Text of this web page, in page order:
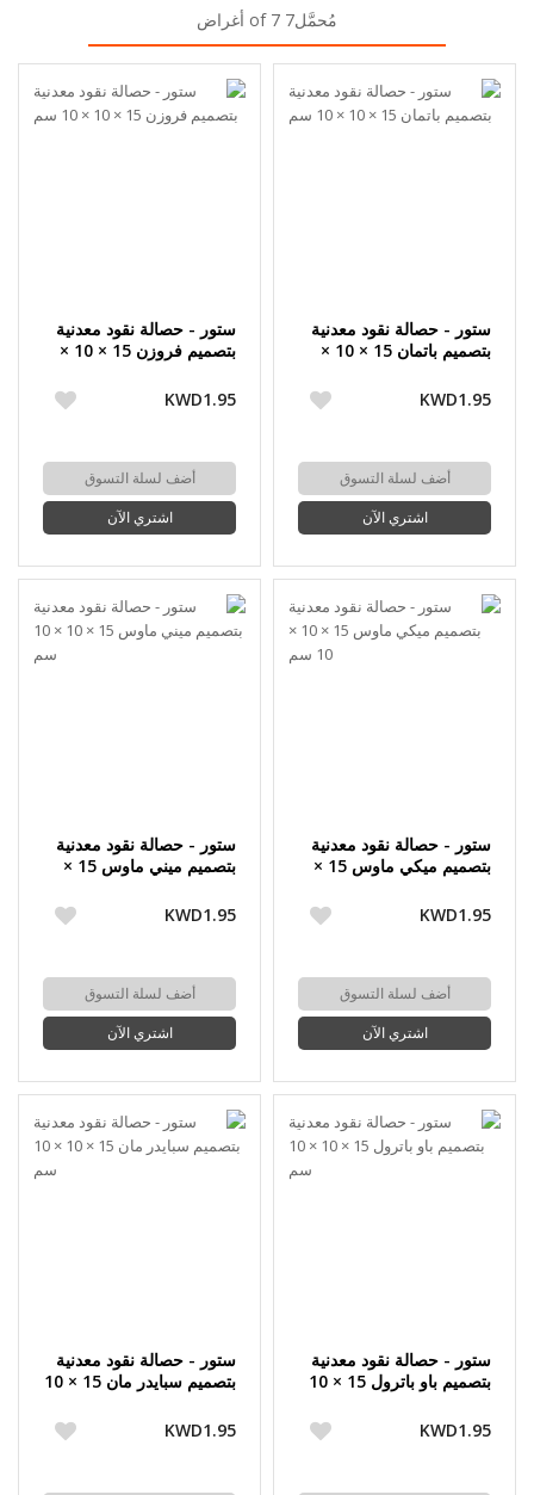
مُحمَّل7 of 7 أغراض
ستور - حصالة نقود معدنية
بتصميم باتمان 15 × 10 ×
KWD1.95
أضف لسلة التسوق
اشتري الآن
ستور - حصالة نقود معدنية
بتصميم فروزن 15 × 10 ×
KWD1.95
أضف لسلة التسوق
اشتري الآن
ستور - حصالة نقود معدنية
بتصميم ميكي ماوس 15 ×
KWD1.95
أضف لسلة التسوق
اشتري الآن
ستور - حصالة نقود معدنية
بتصميم ميني ماوس 15 ×
KWD1.95
أضف لسلة التسوق
اشتري الآن
ستور - حصالة نقود معدنية
بتصميم باو باترول 15 × 10
KWD1.95
ستور - حصالة نقود معدنية
بتصميم سبايدر مان 15 × 10
KWD1.95